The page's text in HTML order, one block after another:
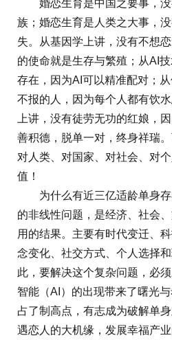
婚恋生育是中国之要事，没
族；婚恋生育是人类之大事，
失。从基因学上讲，没有不想
的使命就是生存与繁殖；从AI
存在，因为AI可以精准配对；
不报的人，因为每个人都有饮
上讲，没有徒劳无功的红娘，
善积德，脱单一对，终身祥瑞
对人类、对国家、对社会、对
值！
为什么有近三亿适龄单身存
的非线性问题，是经济、社会
用的结果。主要有时代变迁、
念变化、社交方式、个人选择
此，要解决这个复杂问题，必
智能（AI）的出现带来了曙光
占了制高点，有志成为破解单
遇恋人的大机缘，发展幸福产